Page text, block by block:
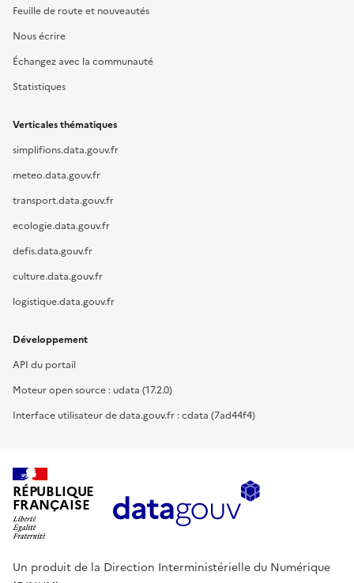
Feuille de route et nouveautés
Nous écrire
Échangez avec la communauté
Statistiques
Verticales thématiques
simplifions.data.gouv.fr
meteo.data.gouv.fr
transport.data.gouv.fr
ecologie.data.gouv.fr
defis.data.gouv.fr
culture.data.gouv.fr
logistique.data.gouv.fr
Développement
API du portail
Moteur open source : udata (17.2.0)
Interface utilisateur de data.gouv.fr : cdata (7ad44f4)
RÉPUBLIQUE
FRANÇAISE
Un produit de la Direction Interministérielle du Numérique